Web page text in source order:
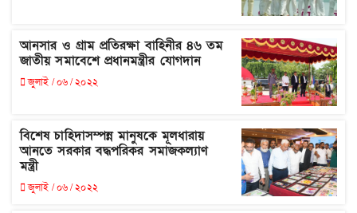
আনসার ও গ্রাম প্রতিরক্ষা বাহিনীর ৪৬ তম
জাতীয় সমাবেশে প্রধানমন্ত্রীর যোগদান
জুলাই / ০৬ / ২০২২
বিশেষ চাহিদাসম্পন্ন মানুষকে মূলধারায়
আনতে সরকার বদ্ধপরিকর সমাজকল্যাণ
মন্ত্রী
জুলাই / ০৬ / ২০২২